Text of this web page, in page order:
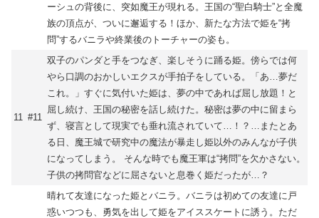
ーシュの背後に、突如魔王が現れる。王国の“聖白騎士”と全魔
族の頂点が、ついに邂逅する！ほか、新たな方法で姫を“拷
問”するバニラや終業後のトーチャーの姿も。
11 #11
双子のパンダと手をつなぎ、楽しそうに踊る姫。傍らでは何
やら口調のおかしいエクスが手拍子をしている。「あ…夢だ
これ。」すぐに気付いた姫は、夢の中であれば屈し放題！と
屈し続け、王国の秘密を話し続けた。秘密は夢の中に留まら
ず、寝言として現実でも垂れ流されていて…！？…またとあ
る日、魔王城で研究中の魔法が暴走し姫以外のみんなが子供
になってしまう。 そんな時でも魔王軍は“拷問”を欠かさない。
子供の拷問官などに屈さないと息巻く姫だったが…？
晴れて友達になった姫とバニラ。バニラは初めての友達に戸
惑いつつも、勇気を出して姫をアイススケートに誘う。ただ